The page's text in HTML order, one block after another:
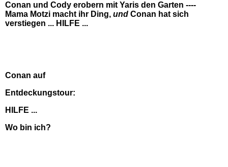
Conan und Cody erobern mit Yaris den Garten ----
Mama Motzi macht ihr Ding, und Conan hat sich
verstiegen ... HILFE ...
Conan auf
Entdeckungstour:
HILFE ...
Wo bin ich?